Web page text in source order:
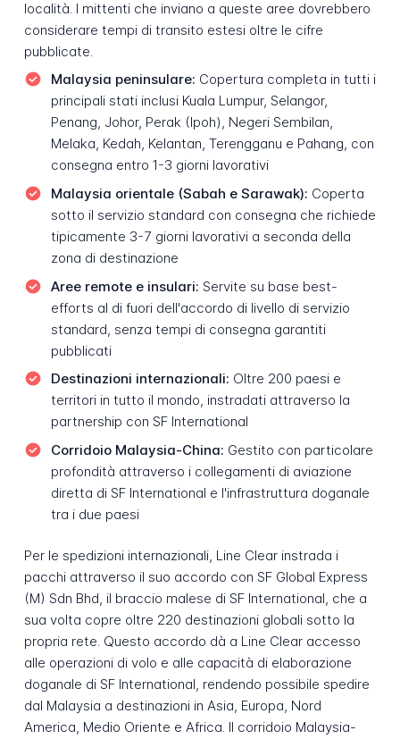
località. I mittenti che inviano a queste aree dovrebbero
considerare tempi di transito estesi oltre le cifre
pubblicate.
Malaysia peninsulare: Copertura completa in tutti i
principali stati inclusi Kuala Lumpur, Selangor,
Penang, Johor, Perak (Ipoh), Negeri Sembilan,
Melaka, Kedah, Kelantan, Terengganu e Pahang, con
consegna entro 1-3 giorni lavorativi
Malaysia orientale (Sabah e Sarawak): Coperta
sotto il servizio standard con consegna che richiede
tipicamente 3-7 giorni lavorativi a seconda della
zona di destinazione
Aree remote e insulari: Servite su base best-
efforts al di fuori dell'accordo di livello di servizio
standard, senza tempi di consegna garantiti
pubblicati
Destinazioni internazionali: Oltre 200 paesi e
territori in tutto il mondo, instradati attraverso la
partnership con SF International
Corridoio Malaysia-China: Gestito con particolare
profondità attraverso i collegamenti di aviazione
diretta di SF International e l'infrastruttura doganale
tra i due paesi
Per le spedizioni internazionali, Line Clear instrada i
pacchi attraverso il suo accordo con SF Global Express
(M) Sdn Bhd, il braccio malese di SF International, che a
sua volta copre oltre 220 destinazioni globali sotto la
propria rete. Questo accordo dà a Line Clear accesso
alle operazioni di volo e alle capacità di elaborazione
doganale di SF International, rendendo possibile spedire
dal Malaysia a destinazioni in Asia, Europa, Nord
America, Medio Oriente e Africa. Il corridoio Malaysia-